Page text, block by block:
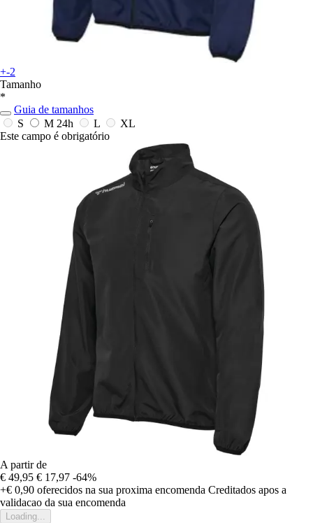
+-2
Tamanho
*
Guia de tamanhos
S
M 24h L
XL
Este campo é obrigatório
A partir de
€ 49,95 € 17,97 -64%
+€ 0,90 oferecidos na sua proxima encomenda Creditados apos a
validacao da sua encomenda
Loading...